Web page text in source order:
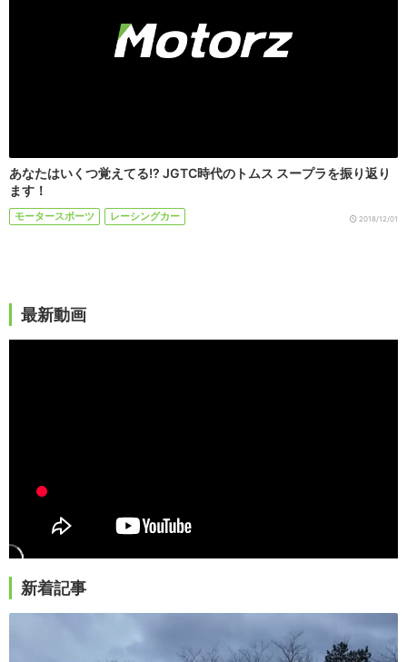
あなたはいくつ覚えてる!? JGTC時代のトムス スープラを振り返り
ます！
モータースポーツ レーシングカー 2018/12/01
最新動画
新着記事